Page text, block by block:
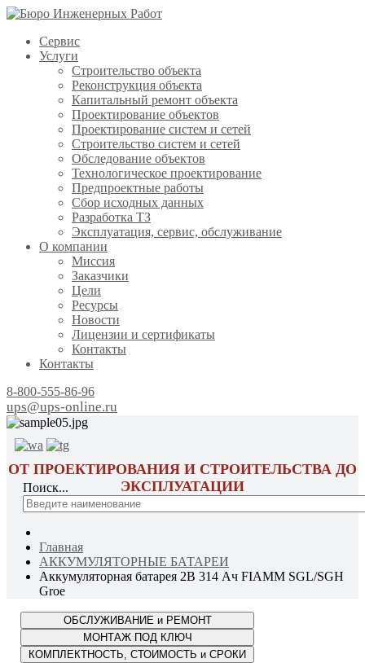
Сервис
Услуги
Строительство объекта
Реконструкция объекта
Капитальный ремонт объекта
Проектирование объектов
Проектирование систем и сетей
Строительство систем и сетей
Обследование объектов
Технологическое проектирование
Предпроектные работы
Сбор исходных данных
Разработка ТЗ
Эксплуатация, сервис, обслуживание
О компании
Миссия
Заказчики
Цели
Ресурсы
Новости
Лицензии и сертификаты
Контакты
Контакты
8-800-555-86-96
ups@ups-online.ru
ОТ ПРОЕКТИРОВАНИЯ И СТРОИТЕЛЬСТВА ДО
ЭКСПЛУАТАЦИИ
Поиск...
Главная
АККУМУЛЯТОРНЫЕ БАТАРЕИ
Аккумуляторная батарея 2В 314 Ач FIAMM SGL/SGH
Groe